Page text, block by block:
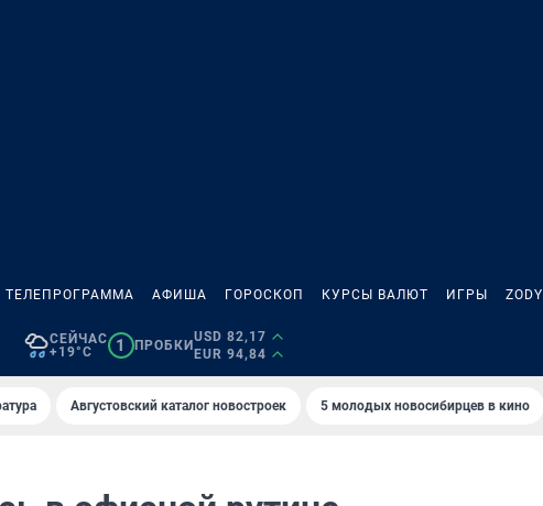
ТЕЛЕПРОГРАММА АФИША ГОРОСКОП КУРСЫ ВАЛЮТ ИГРЫ ZODY
СЕЙЧАС
+19°C
1 ПРОБКИ
USD 82,17
EUR 94,84
Августовский каталог новостроек 5 молодых новосибирцев в кино